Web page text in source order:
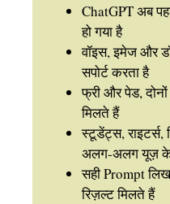
ChatGPT अब
हो गया है
वॉइस, इमेज और
सपोर्ट करता है
फ्री और पेड,
मिलते हैं
स्टूडेंट्स,
अलग-अलग यूज़
सही Prompt
रिज़ल्ट मिलते हैं